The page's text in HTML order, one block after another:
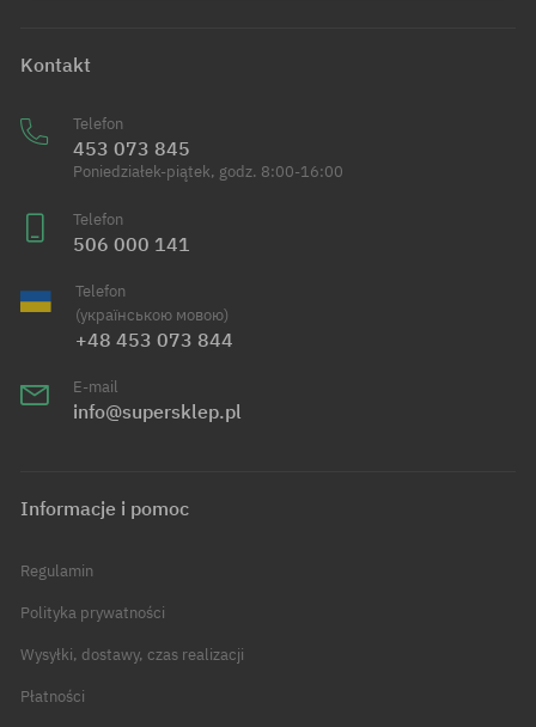
Kontakt
Telefon
453 073 845
Poniedziałek-piątek, godz. 8:00-16:00
Telefon
506 000 141
Telefon
(українською мовою)
+48 453 073 844
E-mail
info@supersklep.pl
Informacje i pomoc
Regulamin
Polityka prywatności
Wysyłki, dostawy, czas realizacji
Płatności